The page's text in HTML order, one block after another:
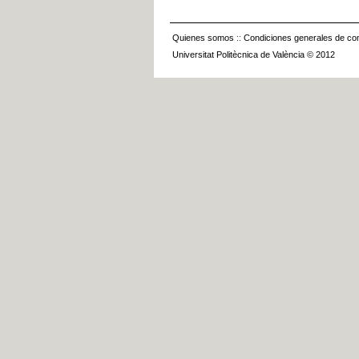
Quienes somos :: Condiciones generales de
Universitat Politècnica de València © 2012